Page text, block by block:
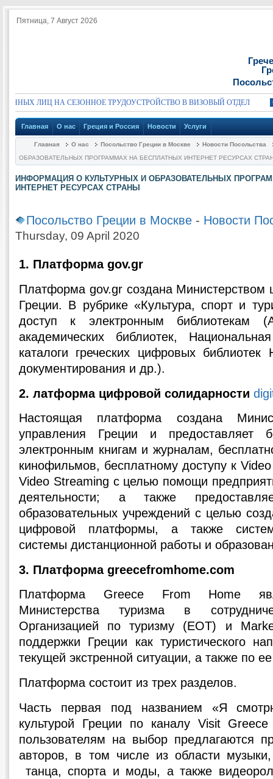
Пятница, 7 Август 2026
НА СЕЗОННОЕ ТРУДОУСТРОЙСТВО В ВИЗОВЫЙ ОТДЕЛ
Главная О нас Греция и Россия Новости Услуги
Главная О нас Посольство Греции в Москве
Новости Посольства
ОБРАЗОВАТЕЛЬНЫХ ПРОГРАММАХ НА БЕСПЛАТНЫХ ИНТЕРНЕТ РЕСУРСАХ
ИНФОРМАЦИЯ О КУЛЬТУРНЫХ И ОБРАЗОВАТЕЛЬНЫХ
ИНТЕРНЕТ РЕСУРСАХ СТРАНЫ
Посольство Греции в Москве - Новости
Thursday, 09 April 2020
1. Платформа gov.gr
Платформа gov.gr создана Министерством
Греции. В рубрике «Культура, спорт и
доступ к электронным библиотекам
академических библиотек,
каталоги греческих цифровых библиотек
документирования и др.).
2. латформа цифровой солидарности
Настоящая платформа создана
управления Греции и предоставляет
электронным книгам и журналам,
кинофильмов, бесплатному доступу к
Video Streaming с целью помощи
деятельности; а также
образовательных учреждений с целью
цифровой платформы, а также
системы дистанционной работы и
3. Платформа greecefromhome.com
Платформа Greece From Home
Министерства туризма в
Организацией по туризму (ЕОТ) и
поддержки Греции как туристического
текущей экстренной ситуации, а также по
Платформа состоит из трех разделов.
Часть первая под названием «Я
культурой Греции по каналу Visit
пользователям на выбор предлагаются
авторов, в том числе из области музыки,
танца, спорта и моды, а также